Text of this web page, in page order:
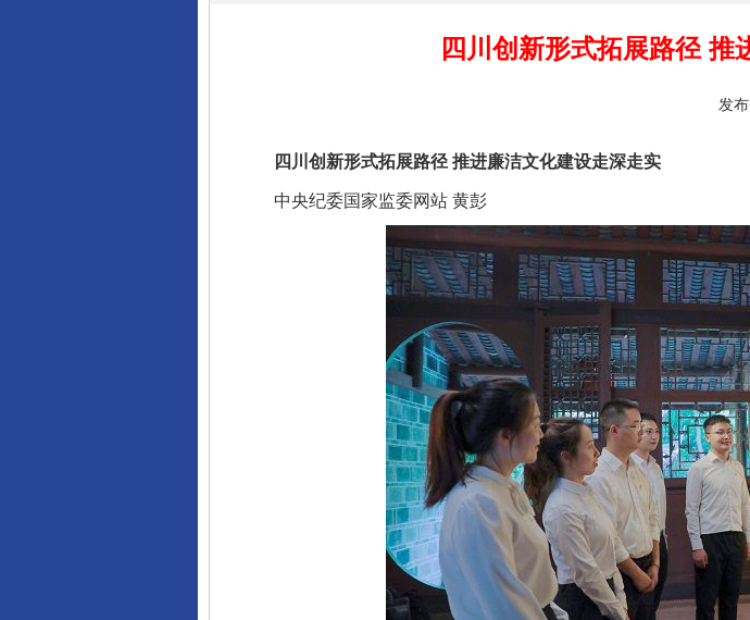
四川创新形式拓展路径 推
发
四川创新形式拓展路径 推进廉洁文化建设走深走实
中央纪委国家监委网站 黄彭